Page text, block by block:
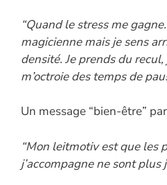
“Quand le stress me
magicienne mais je sens
densité. Je prends du
m’octroie des temps de
Un message “bien-être”
“Mon leitmotiv est que les
j’accompagne ne sont plus